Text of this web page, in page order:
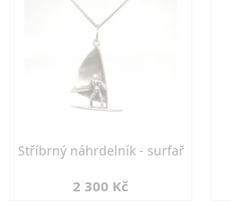
Stříbrný náhrdelník - surfař
2 300 Kč